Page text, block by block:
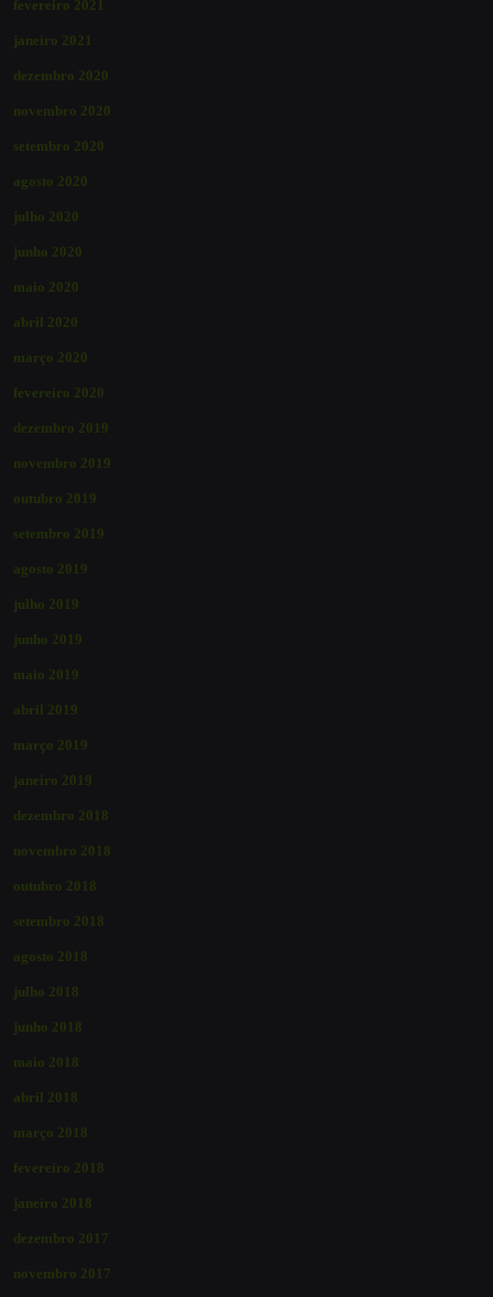
fevereiro 2021
janeiro 2021
dezembro 2020
novembro 2020
setembro 2020
agosto 2020
julho 2020
junho 2020
maio 2020
abril 2020
março 2020
fevereiro 2020
dezembro 2019
novembro 2019
outubro 2019
setembro 2019
agosto 2019
julho 2019
junho 2019
maio 2019
abril 2019
março 2019
janeiro 2019
dezembro 2018
novembro 2018
outubro 2018
setembro 2018
agosto 2018
julho 2018
junho 2018
maio 2018
abril 2018
março 2018
fevereiro 2018
janeiro 2018
dezembro 2017
novembro 2017